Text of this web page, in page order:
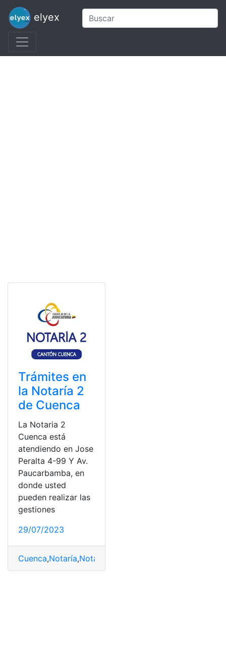
elyex
Trámites en
la Notaría 2
de Cuenca
La Notaria 2
Cuenca está
atendiendo en Jose
Peralta 4-99 Y Av.
Paucarbamba, en
donde usted
pueden realizar las
gestiones
29/07/2023
Cuenca,Notaría,Notaría 2